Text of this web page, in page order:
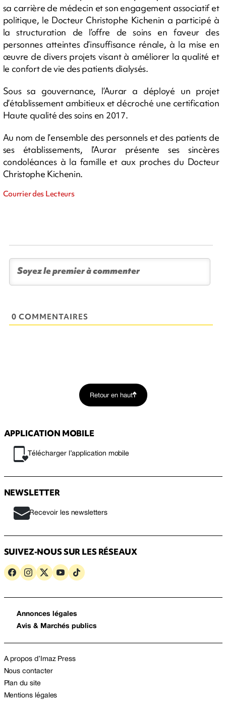
sa carrière de médecin et son engagement associatif et
politique, le Docteur Christophe Kichenin a participé à
la structuration de l’offre de soins en faveur des
personnes atteintes d’insuffisance rénale, à la mise en
œuvre de divers projets visant à améliorer la qualité et
le confort de vie des patients dialysés.
Sous sa gouvernance, l’Aurar a déployé un projet
d’établissement ambitieux et décroché une certification
Haute qualité des soins en 2017.
Au nom de l’ensemble des personnels et des patients de
ses établissements, l’Aurar présente ses sincères
condoléances à la famille et aux proches du Docteur
Christophe Kichenin.
Courrier des Lecteurs
0 COMMENTAIRES
Retour en haut
APPLICATION MOBILE
Télécharger l’application mobile
NEWSLETTER
Recevoir les newsletters
SUIVEZ-NOUS SUR LES RÉSEAUX
Annonces légales
Avis & Marchés publics
A propos d’Imaz Press
Nous contacter
Plan du site
Mentions légales